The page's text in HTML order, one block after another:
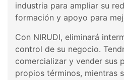
industria para ampliar su
formación y apoyo para
Con NIRUDI, eliminará
control de su negocio.
comercializar y vender sus
propios términos, mientras